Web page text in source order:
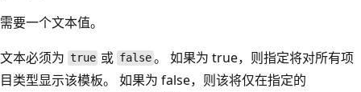
需要一个文本值。
文本必须为 true 或 false。 如果为 true，则指定将对所有项
目类型显示该模板。 如果为 false，则该将仅在指定的